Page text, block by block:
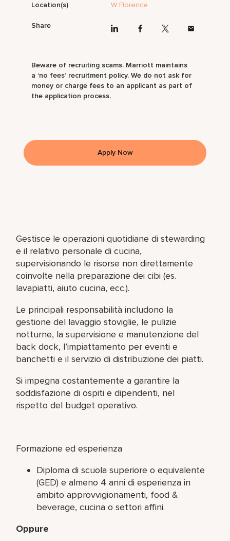
Gestisce le operazioni quotidiane di stewarding
e il relativo personale di cucina,
supervisionando le risorse non direttamente
coinvolte nella preparazione dei cibi (es.
lavapiatti, aiuto cucina, ecc.).
Le principali responsabilità includono la
gestione del lavaggio stoviglie, le pulizie
notturne, la supervisione e manutenzione del
back dock, l’impiattamento per eventi e
banchetti e il servizio di distribuzione dei piatti.
Si impegna costantemente a garantire la
soddisfazione di ospiti e dipendenti, nel
rispetto del budget operativo.
Formazione ed esperienza
Diploma di scuola superiore o equivalente
(GED) e almeno 4 anni di esperienza in
ambito approvvigionamenti, food &
beverage, cucina o settori affini.
Oppure
Location(s) W Florence
Share
Beware of recruiting scams. Marriott maintains
a ‘no fees’ recruitment policy. We do not ask for
money or charge fees to an applicant as part of
the application process.
Apply Now